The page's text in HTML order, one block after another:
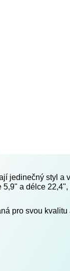
jedinečný styl a
a délce
pro svou